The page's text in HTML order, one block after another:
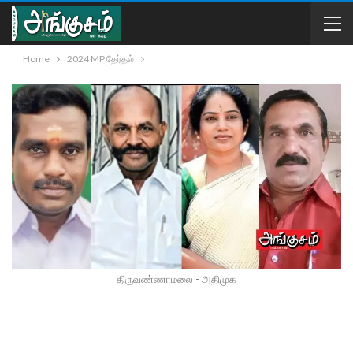
Home 2024 MP தேர்தல்
திருவண்ணாமலை - அதிமுக